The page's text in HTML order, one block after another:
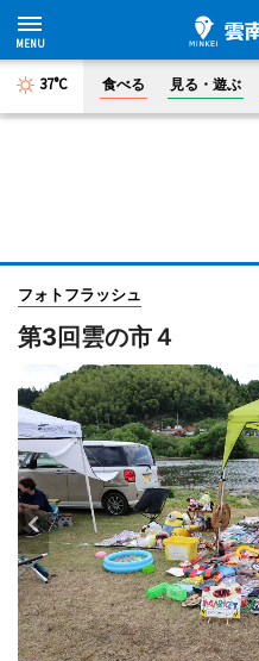
37°C 食べる 見る・遊ぶ
フォトフラッシュ
第3回雲の市４